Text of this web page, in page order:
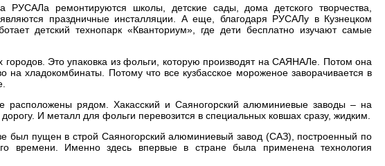
РУСАЛа ремонтируются школы, детские сады, дома детского творчества,
праздничные инсталляции. А еще, благодаря РУСАЛу в Кузнецком
детский технопарк «Кванториум», где дети бесплатно изучают самые
Это упаковка из фольги, которую производят на САЯНАЛе. Потом она
на хладокомбинаты. Потому что все кузбасское мороженое заворачивается в
расположены рядом. Хакасский и Саяногорский алюминиевые заводы – на
И металл для фольги перевозится в специальных ковшах сразу, жидким.
был пущен в строй Саяногорский алюминиевый завод (САЗ), построенный по
времени. Именно здесь впервые в стране была применена технология